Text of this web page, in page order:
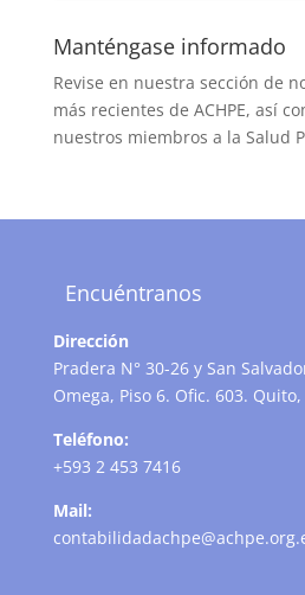
Manténgase informado
Revise en nuestra sección de
más recientes de ACHPE, así
nuestros miembros a la Salud
Encuéntranos
Dirección
Pradera N° 30-26 y San
Omega, Piso 6. Ofic. 603.
Teléfono:
+593 2 453 7416
Mail: